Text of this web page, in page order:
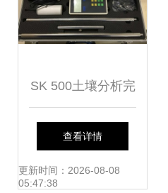
SK 500土壤分析完
整套件 高效环境检
测的多功能利器
查看详情
更新时间：2026-08-08
05:47:38